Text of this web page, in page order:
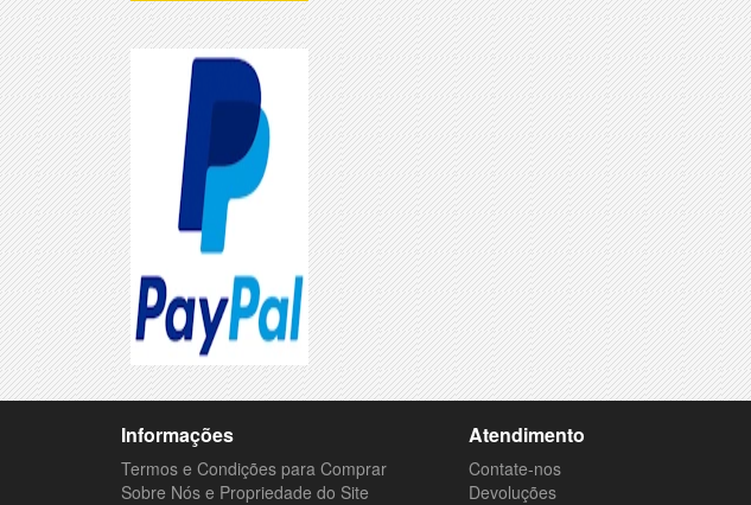
Informações
Termos e Condições para Comprar
Sobre Nós e Propriedade do Site
Atendimento
Contate-nos
Devoluções